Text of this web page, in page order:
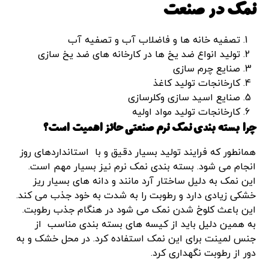
نمک در صنعت
تصفیه خانه ها و فاضلاب آب و تصفیه آب
تولید انواع ضد یخ ها در کارخانه های ضد یخ سازی
صنایع چرم سازی
کارخانجات تولید کاغذ
صنایع اسید سازی وکلرسازی
کارخانجات تولید مواد اولیه
چرا بسته بندی نمک نرم صنعتی حائز اهمیت است؟
همانطور که فرایند تولید بسیار دقیق و با استانداردهای روز
انجام می شود. بسته بندی نمک نرم نیز بسیار مهم است.
این نمک به دلیل ساختار آرد مانند و دانه های بسیار ریز
خشکی زیادی دارد و رطوبت را به شدت به خود جذب می کند.
این باعث کلوخ شدن نمک می شود در هنگام جذب رطوبت.
به همین دلیل باید از کیسه های بسته بندی مناسب از
جنس لمینت برای این نمک استفاده کرد. در محل خشک و به
دور از رطوبت نگهداری کرد.